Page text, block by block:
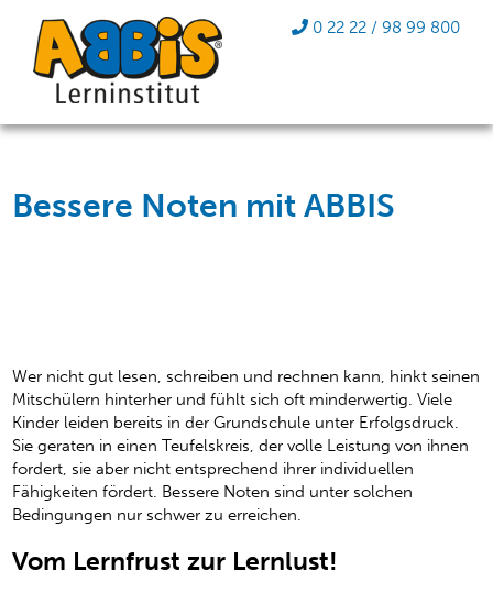
0 22 22 / 98 99 800
Bessere Noten mit ABBIS
Wer nicht gut lesen, schreiben und rechnen kann, hinkt seinen
Mitschülern hinterher und fühlt sich oft minderwertig. Viele
Kinder leiden bereits in der Grundschule unter Erfolgsdruck.
Sie geraten in einen Teufelskreis, der volle Leistung von ihnen
fordert, sie aber nicht entsprechend ihrer individuellen
Fähigkeiten fördert. Bessere Noten sind unter solchen
Bedingungen nur schwer zu erreichen.
Vom Lernfrust zur Lernlust!